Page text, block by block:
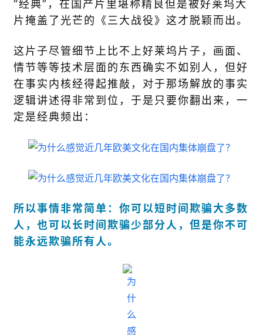
“经典”，在国产片里堪称精良但是被好莱坞大
片掩盖了光芒的《三大战役》这才脱颖而出。
这片子尽管细节上比不上好莱坞片子，画面、
情节等等技术层面的东西确实不如别人，但好
在事实内核经得起推敲，对于那场解放的事实
逻辑讲述得非常到位，于是只要你翻出来，一
定是经典频出：
所以事情非常简单：你可以短时间欺骗大多数
人，也可以长时间欺骗少部分人，但是你不可
能永远欺骗所有人。